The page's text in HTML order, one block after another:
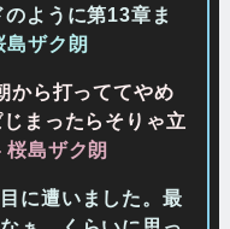
ように第13章ま
島ザク朗
から打っててやめ
まったらそりゃ立
桜島ザク朗
に遭いました。最